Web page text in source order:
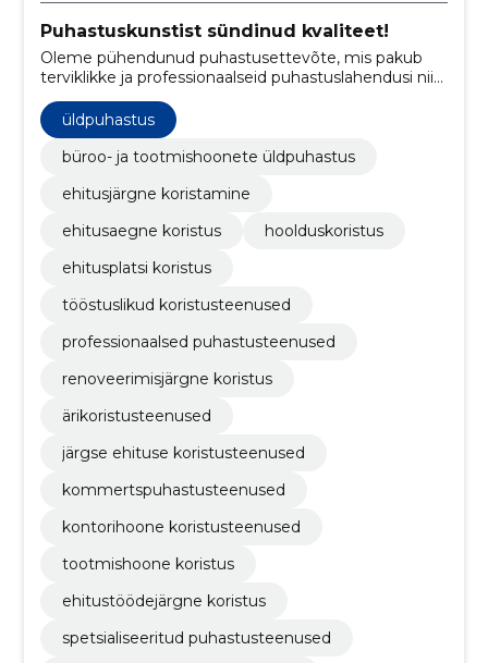
Puhastuskunstist sündinud kvaliteet!
Oleme pühendunud puhastusettevõte, mis pakub
terviklikke ja professionaalseid puhastuslahendusi nii
kommertspindadele kui ka ehitusjärgsetele
objektidele. Meie teenuste hulka kuuluvad
üldpuhastus, ehitusaegne ja ehitusjärgne koristus
ning kontoripindade puhastus.
üldpuhastus
büroo- ja tootmishoonete üldpuhastus
ehitusjärgne koristamine
ehitusaegne koristus
hoolduskoristus
ehitusplatsi koristus
tööstuslikud koristusteenused
professionaalsed puhastusteenused
renoveerimisjärgne koristus
ärikoristusteenused
järgse ehituse koristusteenused
kommertspuhastusteenused
kontorihoone koristusteenused
tootmishoone koristus
ehitustöödejärgne koristus
spetsialiseeritud puhastusteenused